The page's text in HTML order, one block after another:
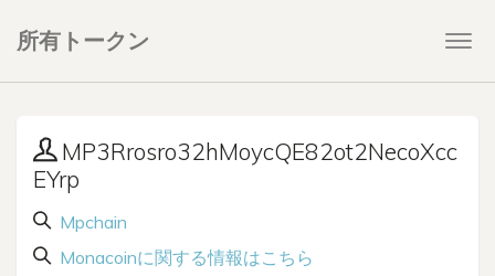
所有トークン
MP3Rrosro32hMoycQE82ot2NecoXcc
EYrp
Mpchain
Monacoinに関する情報はこちら